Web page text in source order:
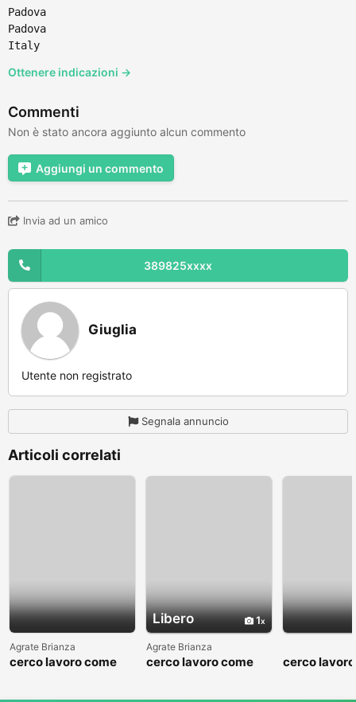
Padova
Padova
Italy
Ottenere indicazioni →
Commenti
Non è stato ancora aggiunto alcun commento
Aggiungi un commento
Invia ad un amico
389825xxxx
Giuglia
Utente non registrato
Segnala annuncio
Articoli correlati
Agrate Brianza
cerco lavoro come
Libero 1
Agrate Brianza
cerco lavoro come
cerco